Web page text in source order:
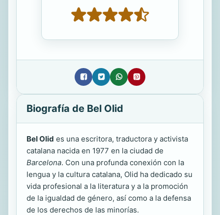
Biografía de Bel Olid
Bel Olid es una escritora, traductora y activista
catalana nacida en 1977 en la ciudad de
Barcelona. Con una profunda conexión con la
lengua y la cultura catalana, Olid ha dedicado su
vida profesional a la literatura y a la promoción
de la igualdad de género, así como a la defensa
de los derechos de las minorías.